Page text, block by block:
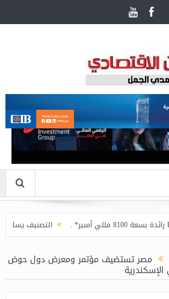
التصنيف يساهم في تعزيز
مصر تستضيف مؤتمر ومعرض دول حوض